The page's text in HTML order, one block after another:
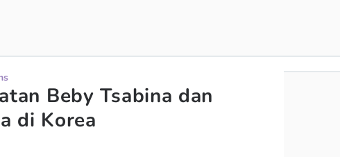
Beby Tsabina dan
di Korea